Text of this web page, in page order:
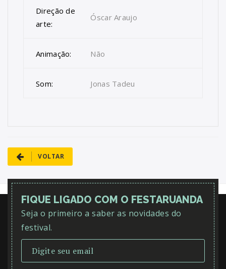
Direção de
arte:
Óscar Araujo
Animação: Não
Som: Jonas Tadeu
VOLTAR
FIQUE LIGADO COM O FESTARUANDA
Seja o primeiro a saber as novidades do
festival.